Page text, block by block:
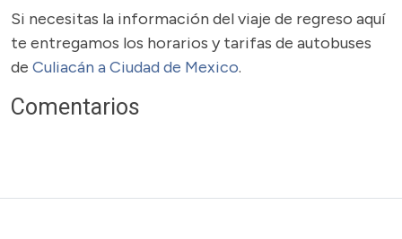
Si necesitas la información del viaje de regreso aquí
te entregamos los horarios y tarifas de autobuses
de Culiacán a Ciudad de Mexico.
Comentarios